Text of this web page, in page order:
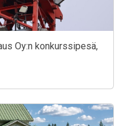
Oy:n konkurssipesä,